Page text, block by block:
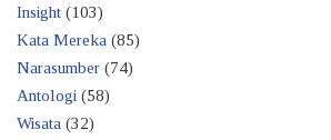
Insight (103)
Kata Mereka (85)
Narasumber (74)
Antologi (58)
Wisata (32)